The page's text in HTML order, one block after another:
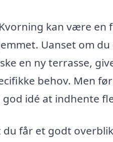
kan være
Uanset om
en ny terrasse,
behov. Men
idé at indhente
får et godt